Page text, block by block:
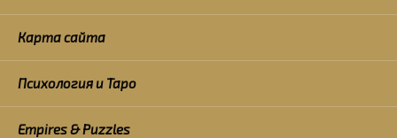
Карта сайта
Психология и Таро
Empires & Puzzles